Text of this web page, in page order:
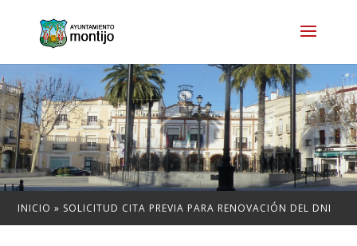
INICIO » SOLICITUD CITA PREVIA PARA RENOVACIÓN DEL DNI